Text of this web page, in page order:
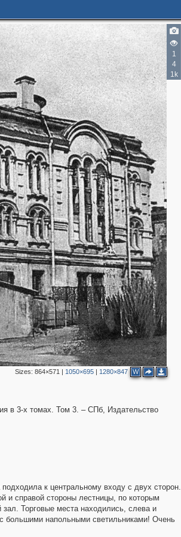
1
4
1k
Sizes: 864×571 | 1050×695| 1280×847 W
в 3-х томах. Том 3. – СПб, Издательство
3
к центральному входу с двух сторон.
и справой стороны лестницы, по которым
Торговые места находились, слева и
большими напольными светильниками! Очень